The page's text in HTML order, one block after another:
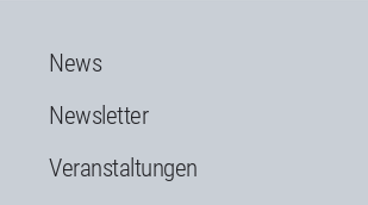
News
Newsletter
Veranstaltungen